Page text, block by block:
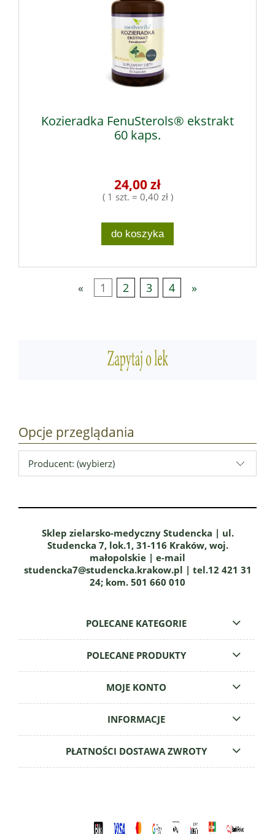
Kozieradka FenuSterols® ekstrakt
60 kaps.
24,00 zł
( 1 szt. = 0,40 zł )
do koszyka
« 1 2 3 4 »
Opcje przeglądania
Producent: (wybierz)
Sklep zielarsko-medyczny Studencka | ul.
Studencka 7, lok.1, 31-116 Kraków, woj.
małopolskie | e-mail
studencka7@studencka.krakow.pl | tel.12 421 31
24; kom. 501 660 010
POLECANE KATEGORIE
POLECANE PRODUKTY
MOJE KONTO
INFORMACJE
PŁATNOŚCI DOSTAWA ZWROTY